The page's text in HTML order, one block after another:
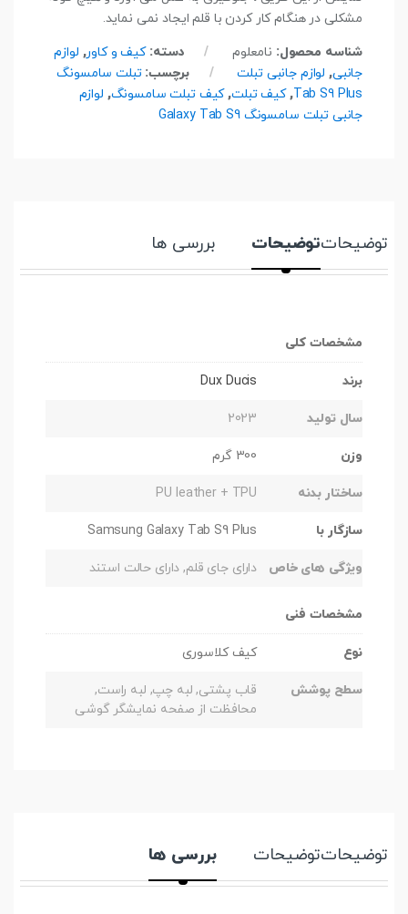
مشکلی در هنگام کار کردن با قلم ایجاد نمی نماید.
شناسه محصول: نامعلوم دسته:کیف و کاور, لوازم
جانبی, لوازم جانبی تبلت برچسب:تبلت سامسونگ
Tab S9 Plus
,کیف تبلت,کیف تبلت سامسونگ, لوازم
جانبی تبلت سامسونگ Galaxy Tab S9
توضیحاتتوضیحات بررسی ها
مشخصات کلی
برند Dux Ducis
سال تولید 2023
وزن 300 گرم
ساختار بدنه PU leather + TPU
سازگار با Samsung Galaxy Tab S9 Plus
ویژگی های خاص دارای جای قلم, دارای حالت استند
مشخصات فنی
نوع کیف کلاسوری
سطح پوشش
قاب پشتی, لبه چپ, لبه راست,
محافظت از صفحه نمایشگر گوشی
توضیحاتتوضیحات بررسی ها